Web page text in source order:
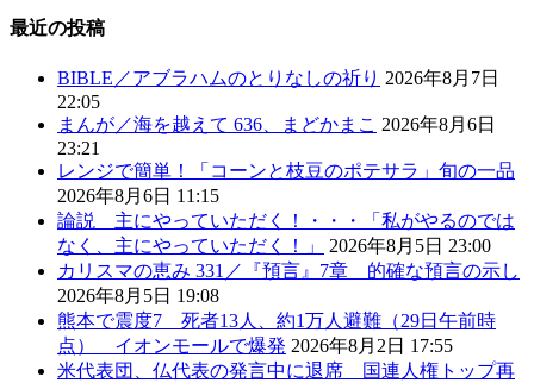
最近の投稿
BIBLE／アブラハムのとりなしの祈り 2026年8月7日
22:05
まんが／海を越えて 636、まどかまこ 2026年8月6日
23:21
レンジで簡単！「コーンと枝豆のポテサラ」旬の一品
2026年8月6日 11:15
論説 主にやっていただく！・・・「私がやるのでは
なく、主にやっていただく！」
2026年8月5日 23:00
カリスマの恵み 331／『預言』7章 的確な預言の示し
2026年8月5日 19:08
熊本で震度7 死者13人、約1万人避難（29日午前時
点） イオンモールで爆発 2026年8月2日 17:55
米代表団、仏代表の発言中に退席 国連人権トップ再